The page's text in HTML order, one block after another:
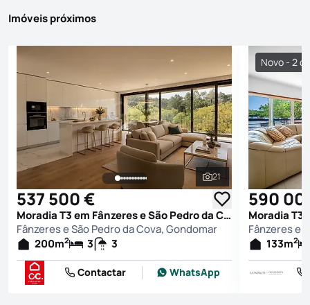
Imóveis próximos
Ver todas as
21
537 500 €
Moradia T3 em Fânzeres e São Pedro da Cova, Gondomar
Fânzeres e São Pedro da Cova, Gondomar
200m2 3 3
Contactar WhatsApp
Novo - 2
590
Fânzeres e
133m2